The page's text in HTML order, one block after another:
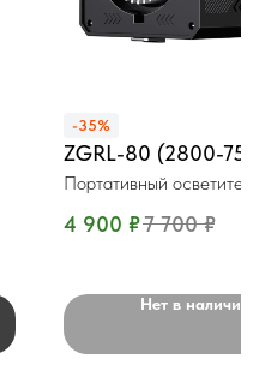
-35%
ZGRL-80 (2800-
Портативный
4 900 ₽7 700 ₽
Нет в наличии